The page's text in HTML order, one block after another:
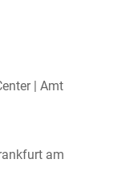
| Amt
am